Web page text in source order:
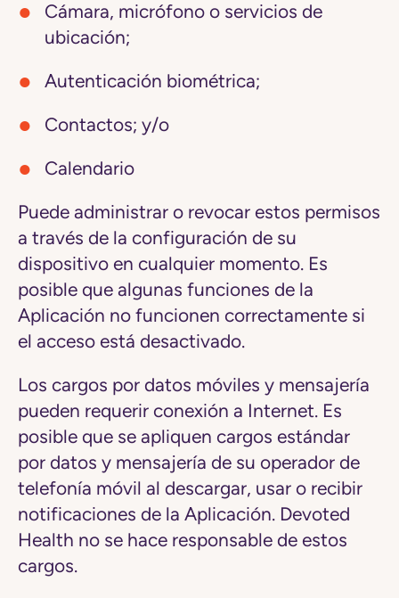
Cámara, micrófono o servicios de
ubicación;
Autenticación biométrica;
Contactos; y/o
Calendario
Puede administrar o revocar estos permisos
a través de la configuración de su
dispositivo en cualquier momento. Es
posible que algunas funciones de la
Aplicación no funcionen correctamente si
el acceso está desactivado.
Los cargos por datos móviles y mensajería
pueden requerir conexión a Internet. Es
posible que se apliquen cargos estándar
por datos y mensajería de su operador de
telefonía móvil al descargar, usar o recibir
notificaciones de la Aplicación. Devoted
Health no se hace responsable de estos
cargos.